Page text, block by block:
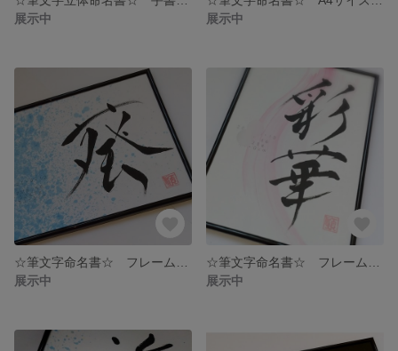
展示中
展示中
展示中
展示中